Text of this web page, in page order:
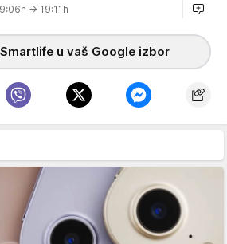
→ 19:11h
u vaš Google izbor